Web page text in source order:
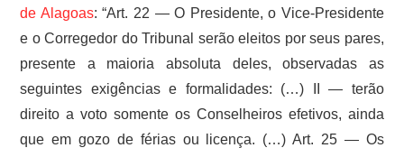
de Alagoas: “Art. 22 — O Presidente, o Vice-Presidente
e o Corregedor do Tribunal serão eleitos por seus pares,
presente a maioria absoluta deles, observadas as
seguintes exigências e formalidades: (…) II — terão
direito a voto somente os Conselheiros efetivos, ainda
que em gozo de férias ou licença. (…) Art. 25 — Os